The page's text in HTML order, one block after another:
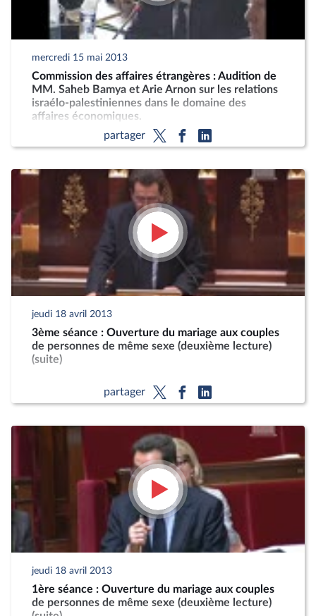
mercredi 15 mai 2013
Commission des affaires étrangères : Audition de
MM. Saheb Bamya et Arie Arnon sur les relations
israélo-palestiniennes dans le domaine des
affaires économiques.
partager
jeudi 18 avril 2013
3ème séance : Ouverture du mariage aux couples
de personnes de même sexe (deuxième lecture)
(suite)
partager
jeudi 18 avril 2013
1ère séance : Ouverture du mariage aux couples
de personnes de même sexe (deuxième lecture)